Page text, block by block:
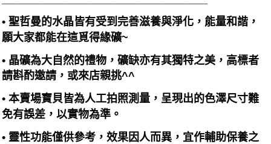
• 聖哲曼的水晶皆有受到完善滋養與淨化，能量和諧，
願大家都能在這覓得緣礦~
• 晶礦為大自然的禮物，礦缺亦有其獨特之美，高標者
請斟酌邀請，或來店親挑^^
• 本賣場寶貝皆為人工拍照測量，呈現出的色澤尺寸難
免有誤差，以實物為準。
• 靈性功能僅供參考，效果因人而異，宜作輔助保養之